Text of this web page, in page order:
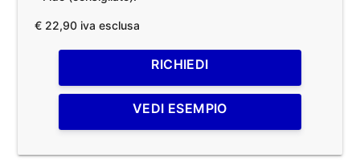
€ 22,90 iva esclusa
RICHIEDI
VEDI ESEMPIO